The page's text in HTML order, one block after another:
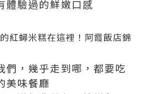
體驗過的鮮嫩口感
們，幾乎走到哪，都要吃
美味餐廳